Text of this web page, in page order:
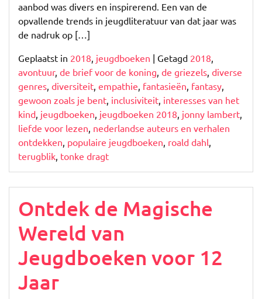
aanbod was divers en inspirerend. Een van de
opvallende trends in jeugdliteratuur van dat jaar was
de nadruk op […]
Geplaatst in 2018, jeugdboeken | Getagd 2018,
avontuur, de brief voor de koning, de griezels, diverse
genres, diversiteit, empathie, fantasieën, fantasy,
gewoon zoals je bent, inclusiviteit, interesses van het
kind, jeugdboeken, jeugdboeken 2018, jonny lambert,
liefde voor lezen, nederlandse auteurs en verhalen
ontdekken, populaire jeugdboeken, roald dahl,
terugblik, tonke dragt
Ontdek de Magische
Wereld van
Jeugdboeken voor 12
Jaar